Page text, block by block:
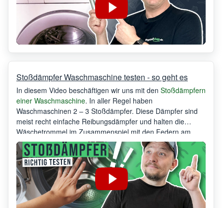
Stoßdämpfer Waschmaschine testen - so geht es
In diesem Video beschäftigen wir uns mit den Stoßdämpfern
einer Waschmaschine. In aller Regel haben
Waschmaschinen 2 – 3 Stoßdämpfer. Diese Dämpfer sind
meist recht einfache Reibungsdämpfer und halten die
Wäschetrommel im Zusammenspiel mit den Federn am
Bottich in der richtigen Position. Natürlich verschleißen diese
Reibungsdämpfer im Laufe der Zeit. Wenn die
Waschmaschine anfängt unrund zu laufen oder gar die
Trommel am Gehäuse oder auch dem Bullauge anschlägt,
dann ist dies ein klares Zeichen die Stoßdämpfer zu
tauschen.